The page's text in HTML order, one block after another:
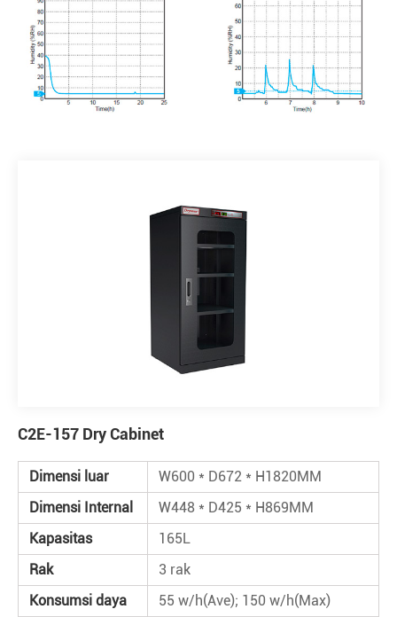
C2E-157 Dry Cabinet
Dimensi luar
W600 * D672 * H1820MM
Dimensi Internal
W448 * D425 * H869MM
Kapasitas
165L
Rak
3 rak
Konsumsi daya
55 w/h(Ave); 150 w/h(Max)